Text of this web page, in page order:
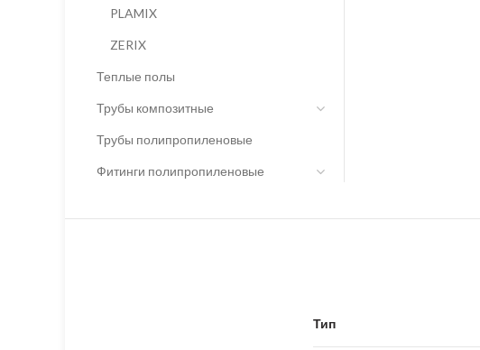
PLAMIX
ZERIX
Теплые полы
Трубы композитные
Трубы полипропиленовые
Фитинги полипропиленовые
Тип